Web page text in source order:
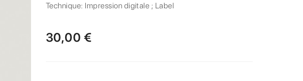
Technique: Impression digitale ; Label
30,00 €